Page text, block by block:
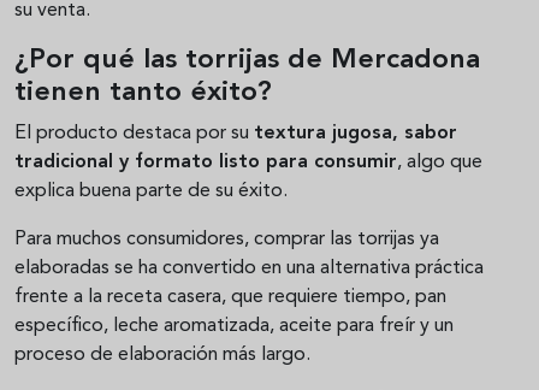
su venta.
¿Por qué las torrijas de Mercadona
tienen tanto éxito?
El producto destaca por su textura jugosa, sabor
tradicional y formato listo para consumir, algo que
explica buena parte de su éxito.
Para muchos consumidores, comprar las torrijas ya
elaboradas se ha convertido en una alternativa práctica
frente a la receta casera, que requiere tiempo, pan
específico, leche aromatizada, aceite para freír y un
proceso de elaboración más largo.